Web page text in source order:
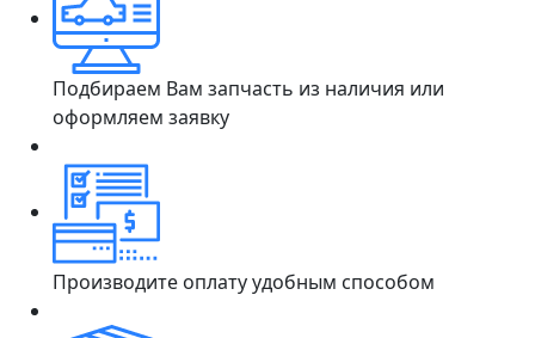
Подбираем Вам запчасть из наличия или
оформляем заявку
Производите оплату удобным способом